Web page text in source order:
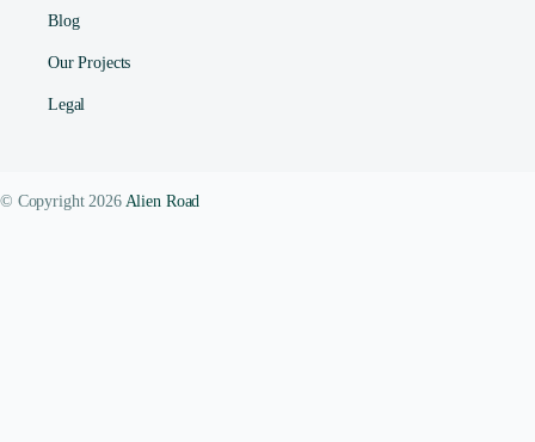
Blog
Our Projects
Legal
© Copyright 2026 Alien Road